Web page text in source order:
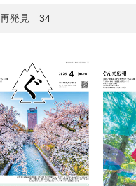
再発見 34